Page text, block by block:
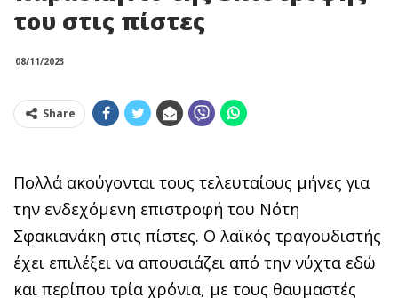
του στις πίστες
08/11/2023
Share
Πολλά ακούγονται τους τελευταίους μήνες για
την ενδεχόμενη επιστροφή του Νότη
Σφακιανάκη στις πίστες. Ο λαϊκός τραγουδιστής
έχει επιλέξει να απουσιάζει από την νύχτα εδώ
και περίπου τρία χρόνια, με τους θαυμαστές